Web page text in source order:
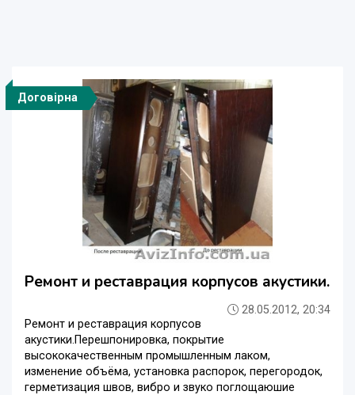
Договірна
Ремонт и реставрация корпусов акустики.
28.05.2012, 20:34
Ремонт и реставрация корпусов
акустики.Перешпонировка, покрытие
высококачественным промышленным лаком,
изменение объёма, установка распорок, перегородок,
герметизация швов, вибро и звуко поглощаюшие